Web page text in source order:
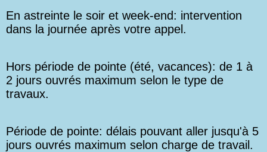
En astreinte le soir et week-end: intervention
dans la journée après votre appel.
Hors période de pointe (été, vacances): de 1 à
2 jours ouvrés maximum selon le type de
travaux.
Période de pointe: délais pouvant aller jusqu'à 5
jours ouvrés maximum selon charge de travail.